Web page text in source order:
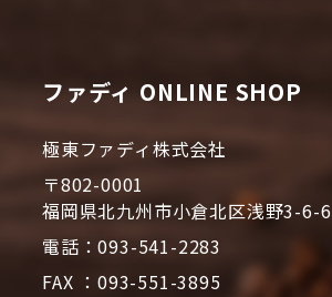
ファディ ONLINE SHOP
極東ファディ株式会社
〒802-0001
福岡県北九州市小倉北区浅野3-6-6
電話：093-541-2283
FAX ：093-551-3895